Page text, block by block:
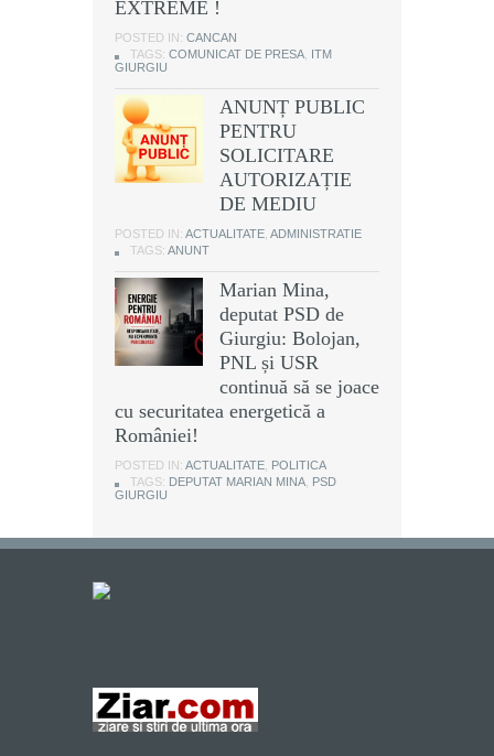
EXTREME !
POSTED IN: CANCAN
TAGS: COMUNICAT DE PRESA ITM
GIURGIU
ANUNȚ PUBLIC
PENTRU
SOLICITARE
AUTORIZAȚIE
DE MEDIU
POSTED IN: ACTUALITATE ADMINISTRATIE
TAGS: ANUNT
Marian Mina,
deputat PSD de
Giurgiu: Bolojan,
PNL și USR
continuă să se joace
cu securitatea energetică a
României!
POSTED IN: ACTUALITATE POLITICA
TAGS: DEPUTAT MARIAN MINA PSD
GIURGIU